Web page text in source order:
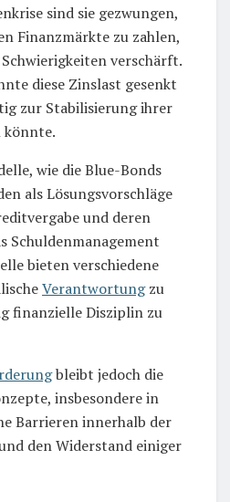
sind sie gezwungen,
Finanzmärkte zu zahlen,
verschärft.
diese Zinslast gesenkt
zur Stabilisierung ihrer
wie die Blue-Bonds
als Lösungsvorschläge
und deren
Schuldenmanagement
bieten verschiedene
Verantwortungzu
finanzielle Disziplin zu
bleibt jedoch die
insbesondere in
Barrieren innerhalb der
den Widerstand einiger